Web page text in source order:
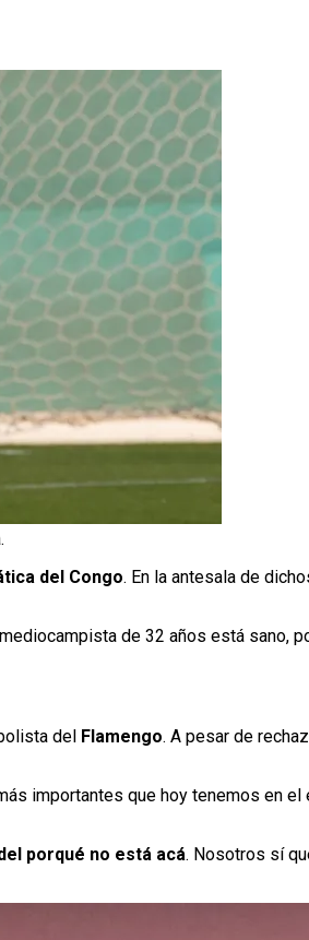
del Congo. En la antesala de
de 32 años está sano,
del Flamengo. A pesar de
importantes que hoy tenemos en el
porqué no está acá. Nosotros sí